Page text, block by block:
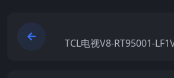
TCL电视V8-RT95001-